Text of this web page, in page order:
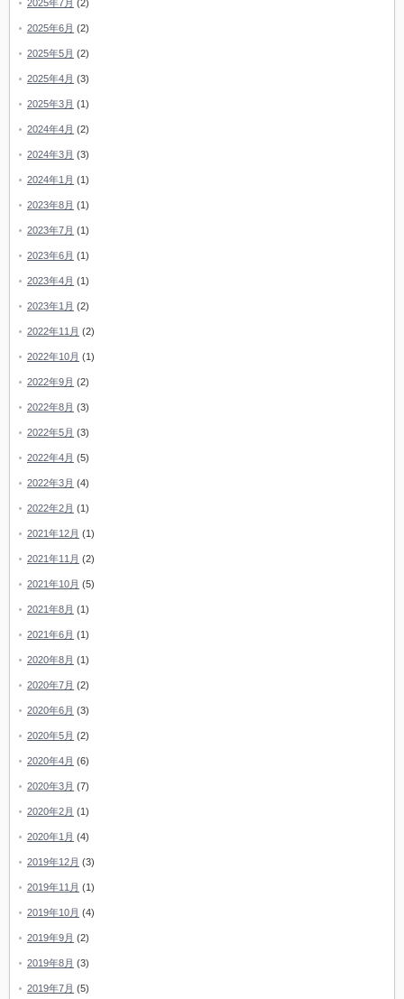
2025年7月 (2)
2025年6月 (2)
2025年5月 (2)
2025年4月 (3)
2025年3月 (1)
2024年4月 (2)
2024年3月 (3)
2024年1月 (1)
2023年8月 (1)
2023年7月 (1)
2023年6月 (1)
2023年4月 (1)
2023年1月 (2)
2022年11月 (2)
2022年10月 (1)
2022年9月 (2)
2022年8月 (3)
2022年5月 (3)
2022年4月 (5)
2022年3月 (4)
2022年2月 (1)
2021年12月 (1)
2021年11月 (2)
2021年10月 (5)
2021年8月 (1)
2021年6月 (1)
2020年8月 (1)
2020年7月 (2)
2020年6月 (3)
2020年5月 (2)
2020年4月 (6)
2020年3月 (7)
2020年2月 (1)
2020年1月 (4)
2019年12月 (3)
2019年11月 (1)
2019年10月 (4)
2019年9月 (2)
2019年8月 (3)
2019年7月 (5)